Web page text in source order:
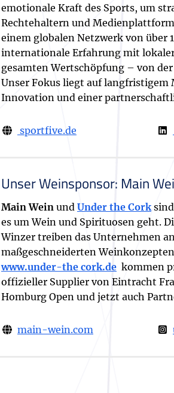
emotionale Kraft des Sports, um
Rechtehaltern und
einem globalen Netzwerk von über
internationale Erfahrung mit
gesamten Wertschöpfung – von
Unser Fokus liegt auf
Innovation und einer
sportfive.de
Unser Weinsponsor: Main
Main Wein und Under the Cork
es um Wein und Spirituosen geht.
Winzer treiben das Unternehmen
maßgeschneiderten
www.under-the cork.de kommen
offizieller Supplier von Eintracht
Homburg Open und jetzt auch
main-wein.com